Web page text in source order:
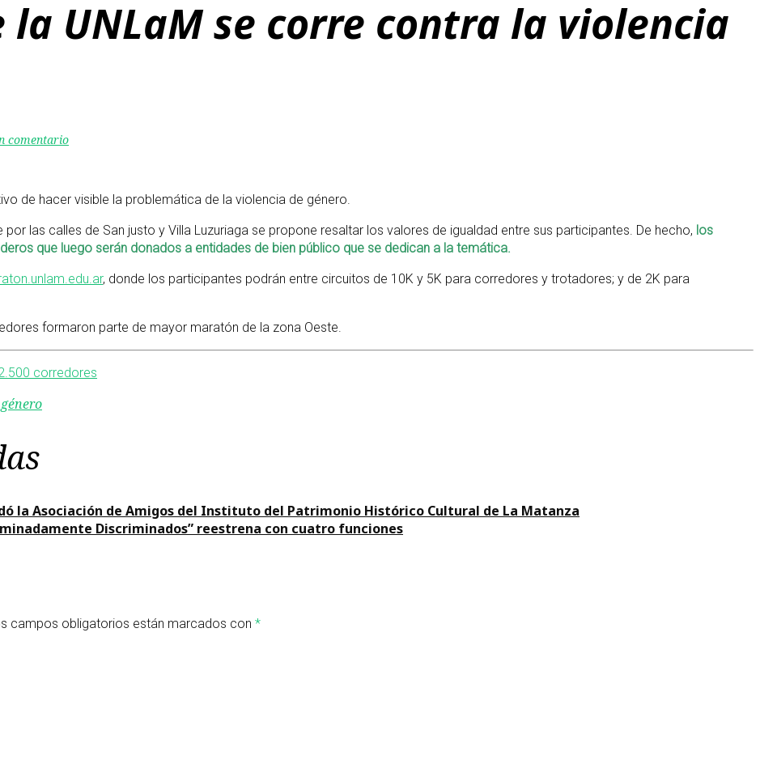
UNLaM se corre contra la violencia
comentario
de hacer visible la problemática de la violencia de género.
las calles de San justo y Villa Luzuriaga se propone resaltar los valores de igualdad entre sus participantes. De hecho, los
que luego serán donados a entidades de bien público que se dedican a la temática.
, donde los participantes podrán entre circuitos de 10K y 5K para corredores y trotadores; y de 2K para
formaron parte de mayor maratón de la zona Oeste.
corredores
la Asociación de Amigos del Instituto del Patrimonio Histórico Cultural de La Matanza
Discriminados” reestrena con cuatro funciones
campos obligatorios están marcados con *